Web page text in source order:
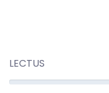
LECTUS